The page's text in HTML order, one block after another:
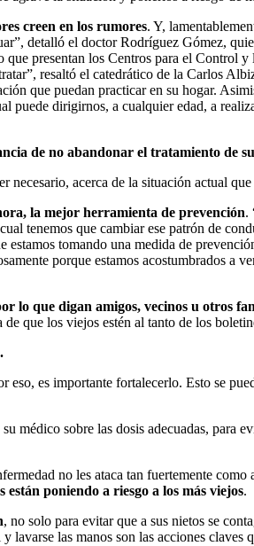
creen en los rumores. Y,
detalló el doctor Rodríguez Gómez,
que presentan los Centros para el Control
resaltó el catedrático de la Carlos
que puedan practicar en su hogar.
puede dirigirnos, a cualquier edad, a
de no abandonar el tratamiento de
necesario, acerca de la situación actual
la mejor herramienta de prevención.
tenemos que cambiar ese patrón de
estamos tomando una medida de
porque estamos acostumbrados a
lo que digan amigos, vecinos u otros
que los viejos estén al tanto de los
es importante fortalecerlo. Esto se
médico sobre las dosis adecuadas, para
no les ataca tan fuertemente como
poniendo a riesgo a los más viejos.
, no solo para evitar que a sus nietos se
las manos son las acciones claves